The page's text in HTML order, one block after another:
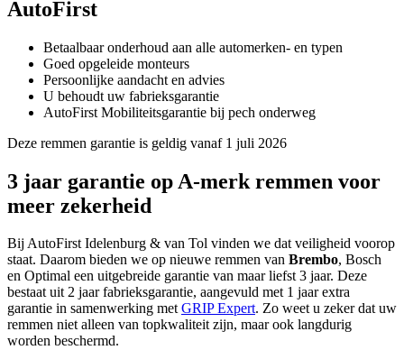
AutoFirst
Betaalbaar onderhoud aan alle automerken- en typen
Goed opgeleide monteurs
Persoonlijke aandacht en advies
U behoudt uw fabrieksgarantie
AutoFirst Mobiliteitsgarantie bij pech onderweg
Deze remmen garantie is geldig vanaf 1 juli 2026
3 jaar garantie op A-merk remmen voor
meer zekerheid
Bij AutoFirst Idelenburg & van Tol vinden we dat veiligheid voorop
staat. Daarom bieden we op nieuwe remmen van Brembo, Bosch
en Optimal een uitgebreide garantie van maar liefst 3 jaar. Deze
bestaat uit 2 jaar fabrieksgarantie, aangevuld met 1 jaar extra
garantie in samenwerking metGRIP Expert. Zo weet u zeker dat uw
remmen niet alleen van topkwaliteit zijn, maar ook langdurig
worden beschermd.